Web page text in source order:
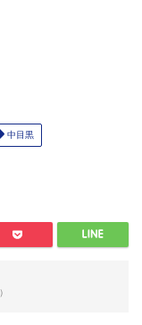
中目黒